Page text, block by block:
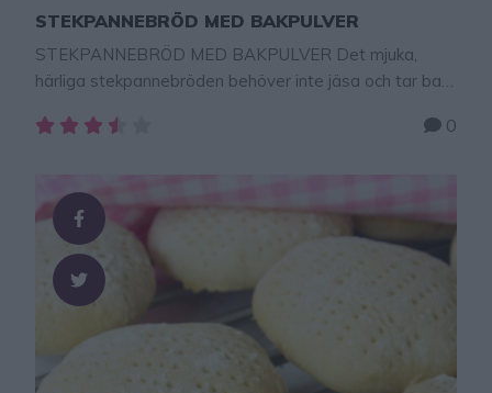
STEKPANNEBRÖD MED BAKPULVER
STEKPANNEBRÖD MED BAKPULVER Det mjuka,
härliga stekpannebröden behöver inte jäsa och tar bara
mycket lätt stekpannebröd att baka med ingredienser
bakskola på Instagram (klicka här!) Här hittar du fler
goda, enkla bröd – klicka här! STEKPANNEBRÖD MED
BAKPULVER 6 st …
0